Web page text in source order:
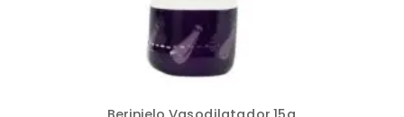
Berinjelo Vasodilatador 15g